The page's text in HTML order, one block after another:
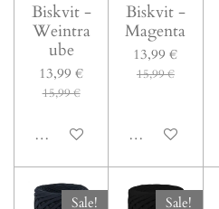
Biskvit -
Weintra
ube
13,99 €
15,99 €
In den Warenkorb
Biskvit -
Magenta
13,99 €
15,99 €
In den
Sale! Sale!